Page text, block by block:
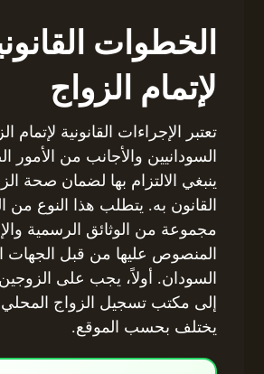
الخطوات
لإتمام الزواج
تعتبر الإجراءات القانونية لإتمام
السودانيين والأجانب من الأمور
ينبغي الالتزام بها لضمان صحة
القانون به. يتطلب هذا النوع من
مجموعة من الوثائق الرسمية
المنصوص عليها من قبل الجهات
السودان. أولاً، يجب على
إلى مكتب تسجيل الزواج
يختلف بحسب الموقع.